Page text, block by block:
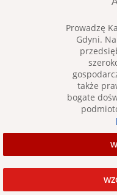
Prowadzę
Gdyni.
także
bogate